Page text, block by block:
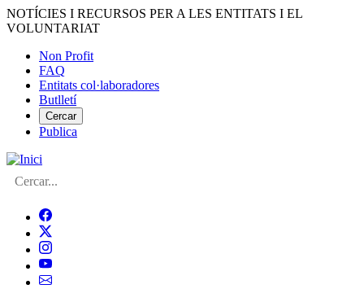
Vés
al
NOTÍCIES I RECURSOS PER A LES ENTITATS I EL
VOLUNTARIAT
Menú
del
compte
d'usuari
Non Profit
FAQ
Entitats col·laboradores
Butlletí
Cercar
Publica
Cerca